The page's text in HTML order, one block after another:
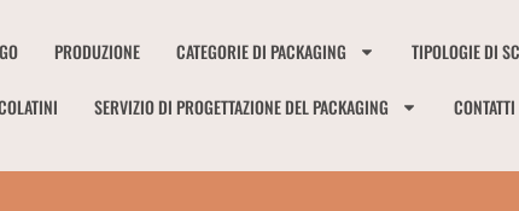
PRODUZIONE CATEGORIE DI PACKAGING TIPOLOGIE DI
SERVIZIO DI PROGETTAZIONE DEL PACKAGING CONTATTI